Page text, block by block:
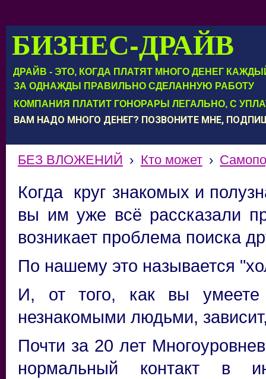
БИЗНЕС-ДРАЙВ
ДРАЙВ - ЭТО, КОГДА ПЛАТЯТ МНОГО ДЕНЕГ
КОМПАНИЯ ПЛАТИТ ГОНОРАРЫ ЛЕГАЛЬНО, С
ЗА ОДНАЖДЫ ПРАВИЛЬНО СДЕЛАННУЮ РАБОТУ
ВАМ НАДО МНОГО ДЕНЕГ? ПОЗВОНИТЕ МНЕ,
БЕЗ ВЛОЖЕНИЙ › Кто может ›
Когда круг знакомых и
вы им уже всё рассказали
возникает проблема поиска
По нашему это называется
И, от того, как вы умеете
незнакомыми людьми,
Почти за 20 лет
нормальный контакт в